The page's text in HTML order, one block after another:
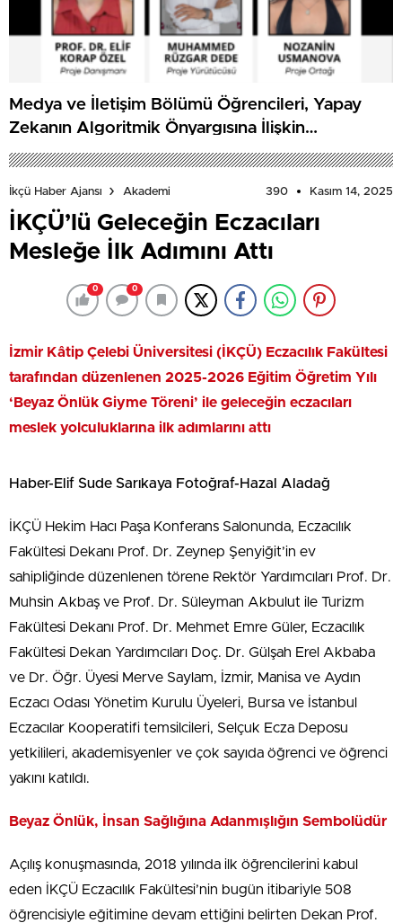
Medya ve İletişim Bölümü Öğrencileri, Yapay
Zekanın Algoritmik Önyargısına İlişkin
Farkındalık Düzeylerini Araştıracak
İkçü Haber Ajansı Akademi 390 Kasım 14, 2025
İKÇÜ’lü Geleceğin Eczacıları
Mesleğe İlk Adımını Attı
0 0
İzmir Kâtip Çelebi Üniversitesi (İKÇÜ) Eczacılık Fakültesi
tarafından düzenlenen 2025-2026 Eğitim Öğretim Yılı
‘Beyaz Önlük Giyme Töreni’ ile geleceğin eczacıları
meslek yolculuklarına ilk adımlarını attı
Haber-Elif Sude Sarıkaya Fotoğraf-Hazal Aladağ
İKÇÜ Hekim Hacı Paşa Konferans Salonunda, Eczacılık
Fakültesi Dekanı Prof. Dr. Zeynep Şenyiğit’in ev
sahipliğinde düzenlenen törene Rektör Yardımcıları Prof. Dr.
Muhsin Akbaş ve Prof. Dr. Süleyman Akbulut ile Turizm
Fakültesi Dekanı Prof. Dr. Mehmet Emre Güler, Eczacılık
Fakültesi Dekan Yardımcıları Doç. Dr. Gülşah Erel Akbaba
ve Dr. Öğr. Üyesi Merve Saylam, İzmir, Manisa ve Aydın
Eczacı Odası Yönetim Kurulu Üyeleri, Bursa ve İstanbul
Eczacılar Kooperatifi temsilcileri, Selçuk Ecza Deposu
yetkilileri, akademisyenler ve çok sayıda öğrenci ve öğrenci
yakını katıldı.
Beyaz Önlük, İnsan Sağlığına Adanmışlığın Sembolüdür
Açılış konuşmasında, 2018 yılında ilk öğrencilerini kabul
eden İKÇÜ Eczacılık Fakültesi’nin bugün itibariyle 508
öğrencisiyle eğitimine devam ettiğini belirten Dekan Prof.